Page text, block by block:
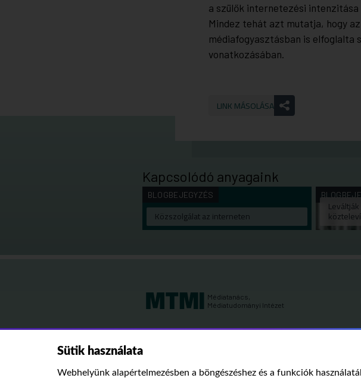
a szülők internetezési
Mindez tehát azt mutatja, hogy
médiafogyasztásban is elfoglalta
vonatkozásában.
LINK MÁSOLÁSA
Kapcsolódó anyagaink
BLOGBEJEGYZÉS
Közszolgálat az interneten
Sütik használata
Webhelyünk alapértelmezésben a böngészéshez és a funkciók
Médiatanács,
Médiatudományi Intézet